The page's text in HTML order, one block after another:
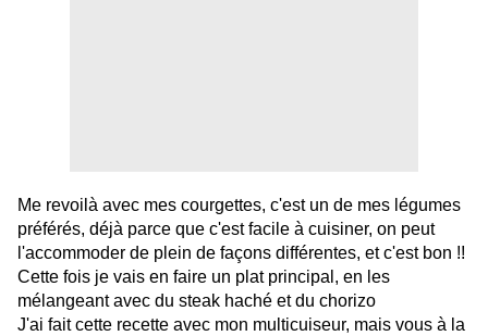
Me revoilà avec mes courgettes, c'est un de mes légumes
préférés, déjà parce que c'est facile à cuisiner, on peut
l'accommoder de plein de façons différentes, et c'est bon !!
Cette fois je vais en faire un plat principal, en les
mélangeant avec du steak haché et du chorizo
J'ai fait cette recette avec mon multicuiseur, mais vous à la